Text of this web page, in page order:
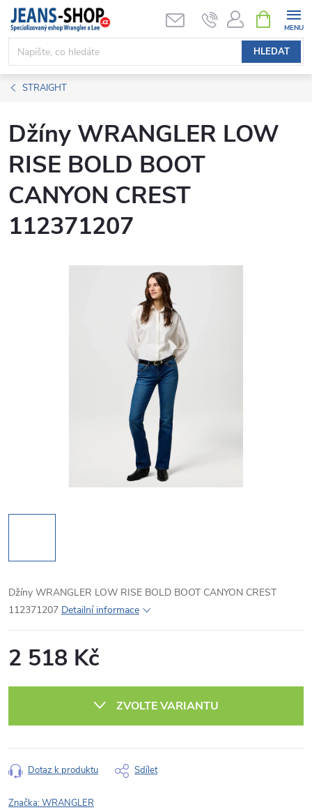
Přejít
obsah
HLEDAT
NÁKUPNÍ
KOŠÍK
STRAIGHT
Džíny WRANGLER LOW
RISE BOLD BOOT
CANYON CREST
112371207
Džíny WRANGLER LOW RISE BOLD BOOT CANYON CREST
112371207 Detailní informace
2 518 Kč
ZVOLTE VARIANTU
Dotaz k produktu Sdílet
Značka:WRANGLER